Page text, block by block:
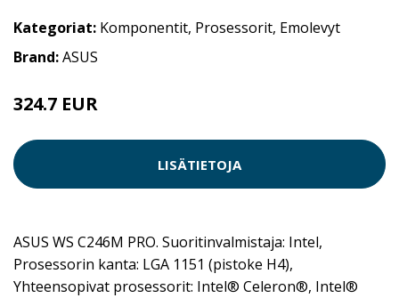
Kategoriat: Komponentit, Prosessorit, Emolevyt
Brand:ASUS
324.7 EUR
LISÄTIETOJA
ASUS WS C246M PRO. Suoritinvalmistaja: Intel,
Prosessorin kanta: LGA 1151 (pistoke H4),
Yhteensopivat prosessorit: Intel® Celeron®, Intel®